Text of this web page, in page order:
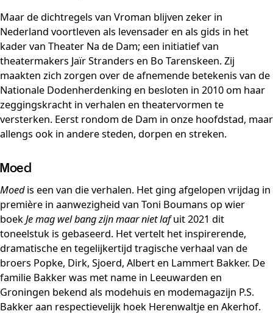
Maar de dichtregels van Vroman blijven zeker in
Nederland voortleven als levensader en als gids in het
kader van Theater Na de Dam; een initiatief van
theatermakers Jaïr Stranders en Bo Tarenskeen. Zij
maakten zich zorgen over de afnemende betekenis van de
Nationale Dodenherdenking en besloten in 2010 om haar
zeggingskracht in verhalen en theatervormen te
versterken. Eerst rondom de Dam in onze hoofdstad, maar
allengs ook in andere steden, dorpen en streken.
Moed
Moedis een van die verhalen. Het ging afgelopen vrijdag in
première in aanwezigheid van Toni Boumans op wier
boekJe mag wel bang zijn maar niet lafuit 2021 dit
toneelstuk is gebaseerd. Het vertelt het inspirerende,
dramatische en tegelijkertijd tragische verhaal van de
broers Popke, Dirk, Sjoerd, Albert en Lammert Bakker. De
familie Bakker was met name in Leeuwarden en
Groningen bekend als modehuis en modemagazijn P.S.
Bakker aan respectievelijk hoek Herenwaltje en Akerhof.